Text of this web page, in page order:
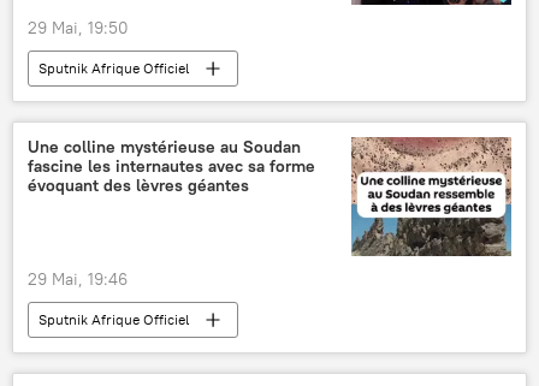
29 Mai, 19:50
Sputnik Afrique Officiel
Une colline mystérieuse au Soudan
fascine les internautes avec sa forme
évoquant des lèvres géantes
29 Mai, 19:46
Sputnik Afrique Officiel